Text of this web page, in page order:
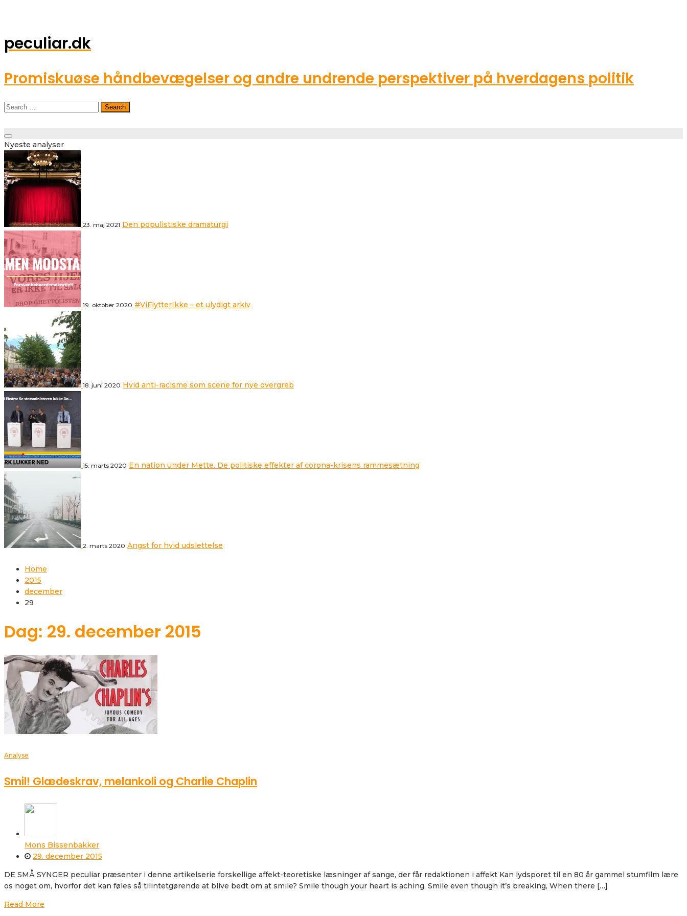
peculiar.dk
Promiskuøse håndbevægelser og andre undrende perspektiver på hverdagens politik
Search
Toggle
navigation
Nyeste analyser
23. maj 2021 Den populistiske dramaturgi
19. oktober 2020 #ViFlytterIkke – et ulydigt arkiv
18. juni 2020 Hvid anti-racisme som scene for nye overgreb
15. marts 2020 En nation under Mette. De politiske effekter af corona-krisens rammesætning
2. marts 2020 Angst for hvid udslettelse
Home
2015
december
29
Dag: 29. december 2015
Analyse
Smil! Glædeskrav, melankoli og Charlie Chaplin
Mons Bissenbakker
29. december 2015
DE SMÅ SYNGER peculiar præsenter i denne artikelserie forskellige affekt-teoretiske læsninger af sange, der får redaktionen i affekt Kan lydsporet til en 80 år gammel stumfilm lære
os noget om, hvorfor det kan føles så tilintetgørende at blive bedt om at smile? Smile though your heart is aching, Smile even though it’s breaking, When there […]
Read More